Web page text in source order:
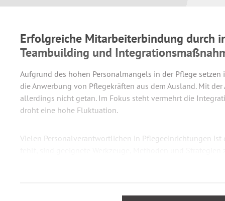
Erfolgreiche Mitarbeiterbindung durch
Teambuilding und
Aufgrund des hohen Personalmangels in der Pflege
die Anwerbung von Pflegekräften aus dem Ausland. Mit
allerdings nicht getan. Im Fokus steht vermehrt die
droht eine hohe Fluktuation.
Vielen Personalverantwortlichen in Pflegeeinrichtungen ist